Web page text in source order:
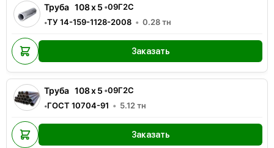
Труба 108x5 •09Г2С
•ТУ 14-159-1128-2008 0.28тн
Заказать
Труба 108x5 •09Г2С
•ГОСТ 10704-91 5.12 тн
Заказать